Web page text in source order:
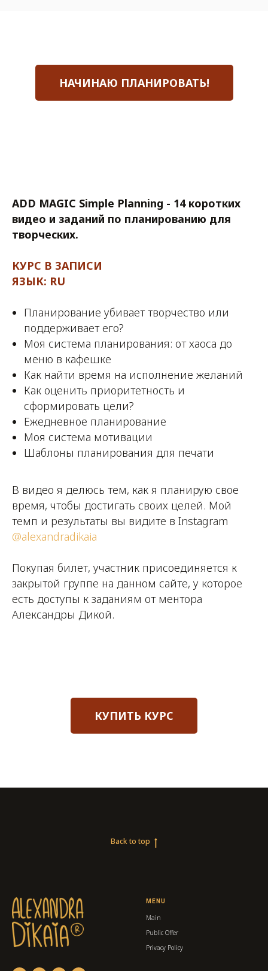
НАЧИНАЮ ПЛАНИРОВАТЬ!
ADD MAGIC Simple Planning - 14 коротких
видео и заданий по планированию для
творческих.
КУРС В ЗАПИСИ
ЯЗЫК: RU
Планирование убивает творчество или
поддерживает его?
Моя система планирования: от хаоса до
меню в кафешке
Как найти время на исполнение желаний
Как оценить приоритетность и
сформировать цели?
Ежедневное планирование
Моя система мотивации
Шаблоны планирования для печати
В видео я делюсь тем, как я планирую свое
время, чтобы достигать своих целей. Мой
темп и результаты вы видите в Instagram
@alexandradikaia
Покупая билет, участник присоединяется к
закрытой группе на данном сайте, у которое
есть доступы к заданиям от ментора
Александры Дикой.
КУПИТЬ КУРС
Back to top
MENU
Main
Public Offer
Privacy Policy